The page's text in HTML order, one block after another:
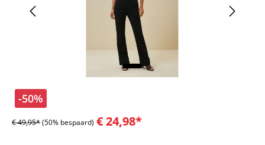
-50%
€ 49,95*(50% bespaard) € 24,98*